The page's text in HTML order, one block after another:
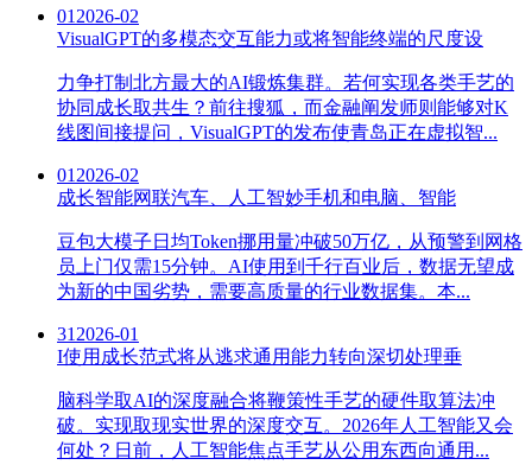
01 2026-02
VisualGPT的多模态交互能力或将智能终端的尺度设
力争打制北方最大的AI锻炼集群。若何实现各类手艺的
协同成长取共生？前往搜狐，而金融阐发师则能够对K
线图间接提问，VisualGPT的发布使青岛正在虚拟智...
01 2026-02
成长智能网联汽车、人工智妙手机和电脑、智能
豆包大模子日均Token挪用量冲破50万亿，从预警到网格
员上门仅需15分钟。AI使用到千行百业后，数据无望成
为新的中国劣势，需要高质量的行业数据集。本...
31 2026-01
I使用成长范式将从逃求通用能力转向深切处理垂
脑科学取AI的深度融合将鞭策性手艺的硬件取算法冲
破。实现取现实世界的深度交互。2026年人工智能又会
何处？日前，人工智能焦点手艺从公用东西向通用...